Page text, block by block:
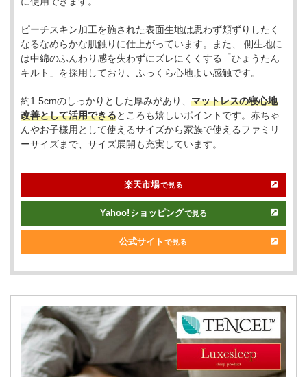
ピーチスキン加工を施された表面生地は思わず頬ずりしたく
なるなめらかな肌触りに仕上がっています。また、 側生地に
は中綿のふんわり感を失わずにズレにくくする「ひょうたん
キルト」を採用しており、ふっくら心地よい感触です。
約1.5cmのしっかりとした厚みがあり、 マットレスの寝心地
改善として活用できるところも嬉しいポイントです。赤ちゃ
んやお子様用として使えるサイズから家族で使えるファミリ
ーサイズまで、サイズ展開も充実しています。
楽天市場で見る
Yahoo! ショッピングで見る
公式サイト で見る